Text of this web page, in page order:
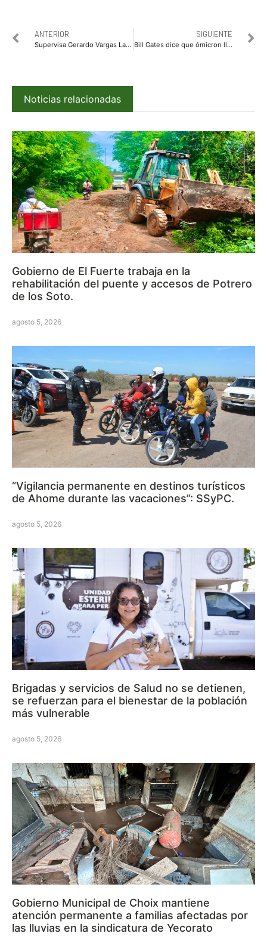
ANTERIOR
Supervisa Gerardo Vargas Landeros millonarias obras de agua potable y de drenaje sanitario en la zona rural
SIGUIENTE
Bill Gates dice que ómicron llegará a casa de todos; «podríamos estar entrando en la peor parte de la pandemia»
Noticias relacionadas
Gobierno de El Fuerte trabaja en la
rehabilitación del puente y accesos de Potrero
de los Soto.
agosto 5, 2026
“Vigilancia permanente en destinos turísticos
de Ahome durante las vacaciones”: SSyPC.
agosto 5, 2026
Brigadas y servicios de Salud no se detienen,
se refuerzan para el bienestar de la población
más vulnerable
agosto 5, 2026
Gobierno Municipal de Choix mantiene
atención permanente a familias afectadas por
las lluvias en la sindicatura de Yecorato